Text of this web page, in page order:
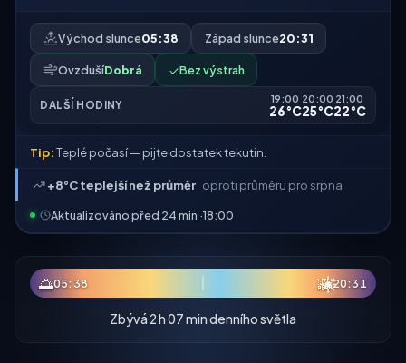
Východ slunce05:38 Západ slunce20:31
OvzdušíDobrá ✓Bez výstrah
DALŠÍ HODINY
19:00
26°C
20:00
25°C
21:00
22°C
Tip:Teplé počasí — pijte dostatek tekutin.
+8°C teplejší než průměr oproti průměru pro srpna
Aktualizováno před 24 min ·18:00
🌅05:38 ☀
🌇20:31
Zbývá 2 h 07 min denního světla